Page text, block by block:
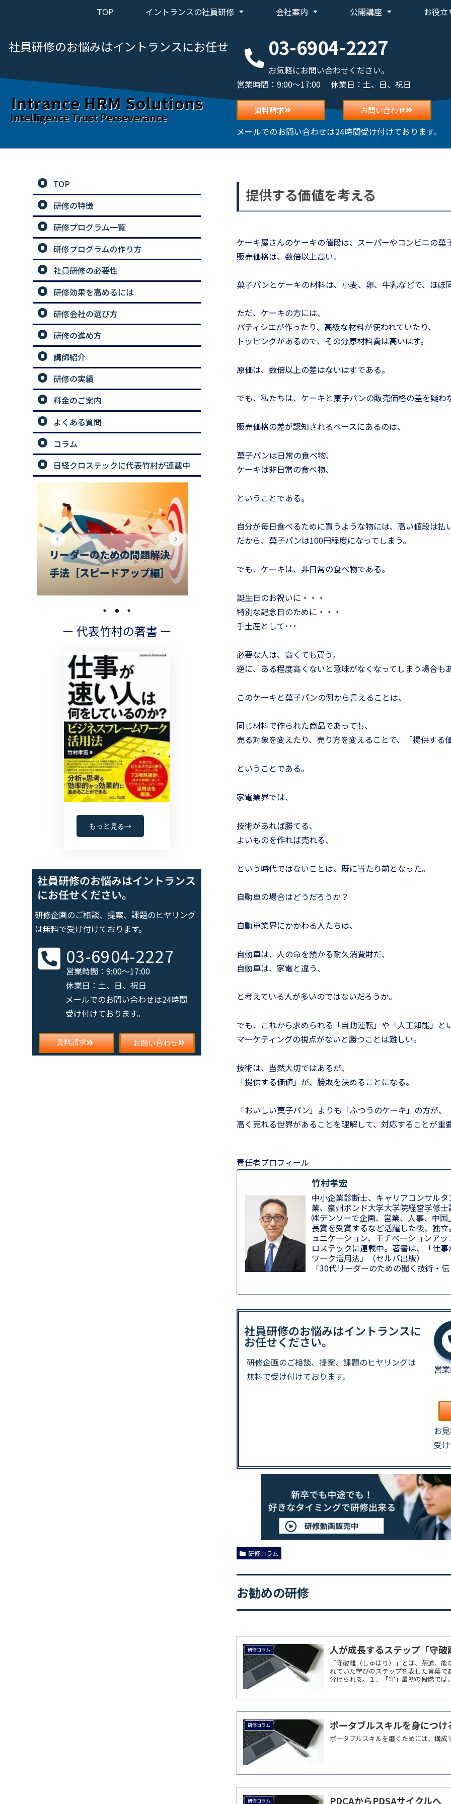
TOP イントランスの社員研修 会社案内 公開講座 お役立
社員研修のお悩みはイントランスにお任せ 03-6904-2227
お気軽にお問い合わせください。
営業時間：9:00～17:00 休業日：土、日、祝日
資料請求 お問い合わせ
メールでのお問い合わせは24時間受け付けております。
提供する価値を考える
ケーキ屋さんのケーキの値段は、スーパーやコンビニの菓
販売価格は、数倍以上高い。
菓子パンとケーキの材料は、小麦、卵、牛乳などで、ほぼ
ただ、ケーキの方には、
パティシエが作ったり、高級な材料が使われていたり、
トッピングがあるので、その分原材料費は高いはず。
原価は、数倍以上の差はないはずである。
でも、私たちは、ケーキと菓子パンの販売価格の差を疑わ
販売価格の差が認知されるベースにあるのは、
菓子パンは日常の食べ物、
ケーキは非日常の食べ物、
ということである。
自分が毎日食べるために買うような物には、高い値段は払
だから、菓子パンは100円程度になってしまう。
でも、ケーキは、非日常の食べ物である。
誕生日のお祝いに・・・
特別な記念日のために・・・
手土産として･･･
必要な人は、高くても買う。
逆に、ある程度高くないと意味がなくなってしまう場合も
このケーキと菓子パンの例から言えることは、
同じ材料で作られた商品であっても、
売る対象を変えたり、売り方を変えることで、「提供する
ということである。
家電業界では、
技術があれば勝てる、
よいものを作れば売れる、
という時代ではないことは、既に当たり前となった。
自動車の場合はどうだろうか？
自動車業界にかかわる人たちは、
自動車は、人の命を預かる耐久消費財だ、
自動車は、家電と違う、
と考えている人が多いのではないだろうか。
でも、これから求められる「自動運転」や「人工知能」と
マーケティングの視点がないと勝つことは難しい。
技術は、当然大切ではあるが、
「提供する価値」が、勝敗を決めることになる。
「おいしい菓子パン」よりも「ふつうのケーキ」の方が、
高く売れる世界があることを理解して、対応することが重
責任者プロフィール
竹村孝宏
中小企業診断士、キャリアコンサル
業、豪州ボンド大学大学院経営学修士
㈱デンソーで企画、営業、人事、中
長賞を受賞するなど活躍した後、独
ュニケーション、モチベーションア
ロステックに連載中。著書は、「仕
ワーク活用法」（セルバ出版）
「30代リーダーのための聞く技術・
社員研修のお悩みはイントランスに
お任せください。
研修企画のご相談、提案、課題のヒヤリングは
無料で受け付けております。
営
お
受
研修コラム
お勧めの研修
研修コラム 人が成長するステップ「守破
「守破離（しゅはり）」とは、茶道、
れていた学びのステップを表した言葉
分けられる。１．「守」最初の段階では
研修コラム ポータブルスキルを身につけ
ポータブルスキルを磨くためには、構成
研修コラム PDCAからPDSAサイクルへ
TOP
研修の特徴
研修プログラム一覧
研修プログラムの作り方
社員研修の必要性
研修効果を高めるには
研修会社の選び方
研修の進め方
講師紹介
研修の実績
料金のご案内
よくある質問
コラム
日経クロステックに代表竹村が連載中
チームのお悩み相談室
の「仕事の道具箱」
手法［スピードア
ー 代表竹村の著書 ー
もっと見る→
社員研修のお悩みはイントランス
にお任せください。
研修企画のご相談、提案、課題のヒヤリング
は無料で受け付けております。
03-6904-2227
営業時間：9:00～17:00
休業日：土、日、祝日
メールでのお問い合わせは24時間
受け付けております。
資料請求 お問い合わせ